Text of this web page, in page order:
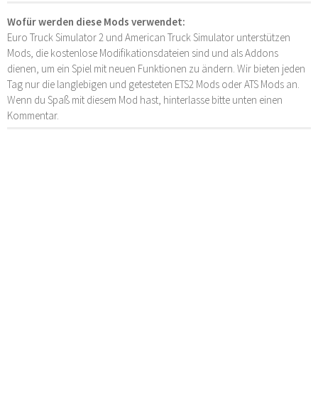
Wofür werden diese Mods verwendet:
Euro Truck Simulator 2 und American Truck Simulator unterstützen
Mods, die kostenlose Modifikationsdateien sind und als Addons
dienen, um ein Spiel mit neuen Funktionen zu ändern. Wir bieten jeden
Tag nur die langlebigen und getesteten ETS2 Mods oder ATS Mods an.
Wenn du Spaß mit diesem Mod hast, hinterlasse bitte unten einen
Kommentar.